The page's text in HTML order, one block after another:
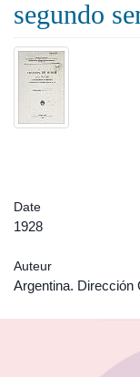
segundo
Date
1928
Auteur
Argentina. Dirección